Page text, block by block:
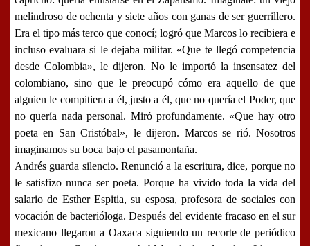
melindroso de ochenta y siete años con ganas de ser guerrillero.
Era el tipo más terco que conocí; logró que Marcos lo recibiera e
incluso evaluara si le dejaba militar. «Que te llegó competencia
desde Colombia», le dijeron. No le importó la insensatez del
colombiano, sino que le preocupó cómo era aquello de que
alguien le compitiera a él, justo a él, que no quería el Poder, que
no quería nada personal. Miró profundamente. «Que hay otro
poeta en San Cristóbal», le dijeron. Marcos se rió. Nosotros
imaginamos su boca bajo el pasamontaña.
Andrés guarda silencio. Renunció a la escritura, dice, porque no
le satisfizo nunca ser poeta. Porque ha vivido toda la vida del
salario de Esther Espitia, su esposa, profesora de sociales con
vocación de bacterióloga. Después del evidente fracaso en el sur
mexicano llegaron a Oaxaca siguiendo un recorte de periódico